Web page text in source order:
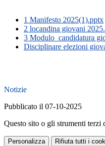
1 Manifesto 2025(1).pptx
2 locandina giovani
3 Modulo_candidatura
Disciplinare elezioni
Notizie
Pubblicato il 07-10-2025
Questo sito o gli strumenti terzi
Personalizza Rifiuta tutti i